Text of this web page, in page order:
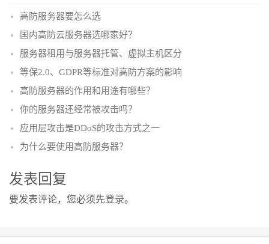
高防服务器要怎么选
国内高防云服务器选哪家好？
服务器租用与服务器托管、虚拟主机区分
等保2.0、GDPR等标准对高防方案的影响
高防服务器的作用和用途有哪些？
你的服务器还经常被攻击吗？
应用层攻击是DDoS的攻击方式之一
为什么要使用高防服务器？
发表回复
要发表评论，您必须先登录。